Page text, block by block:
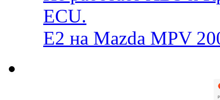
ECU.
E2 на Mazda MPV